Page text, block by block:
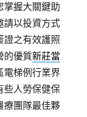
掌握大關鍵助
請以投資方式
證之有效護照
的優質新莊當
電梯例行業界
些人勞保健保
療團隊最佳夥